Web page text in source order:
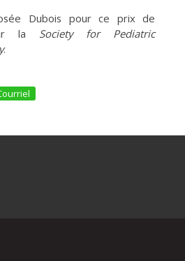
Dubois pour ce prix de
la Society for Pediatric
.